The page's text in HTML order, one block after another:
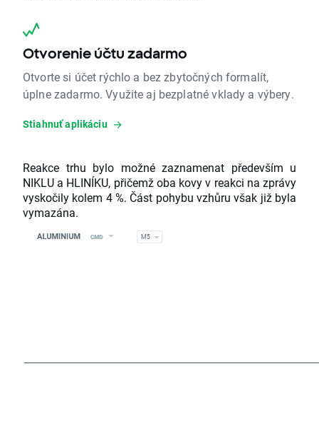
Otvorenie účtu zadarmo
Otvorte si účet rýchlo a bez zbytočných formalít,
úplne zadarmo. Využite aj bezplatné vklady a výbery.
Stiahnuť aplikáciu
Reakce trhu bylo možné zaznamenat především u
NIKLU a HLINÍKU, přičemž oba kovy v reakci na zprávy
vyskočily kolem 4 %. Část pohybu vzhůru však již byla
vymazána.